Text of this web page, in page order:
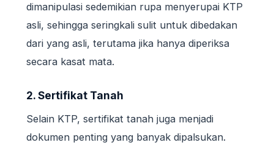
dimanipulasi sedemikian rupa menyerupai KTP
asli, sehingga seringkali sulit untuk dibedakan
dari yang asli, terutama jika hanya diperiksa
secara kasat mata.
2. Sertifikat Tanah
Selain KTP, sertifikat tanah juga menjadi
dokumen penting yang banyak dipalsukan.